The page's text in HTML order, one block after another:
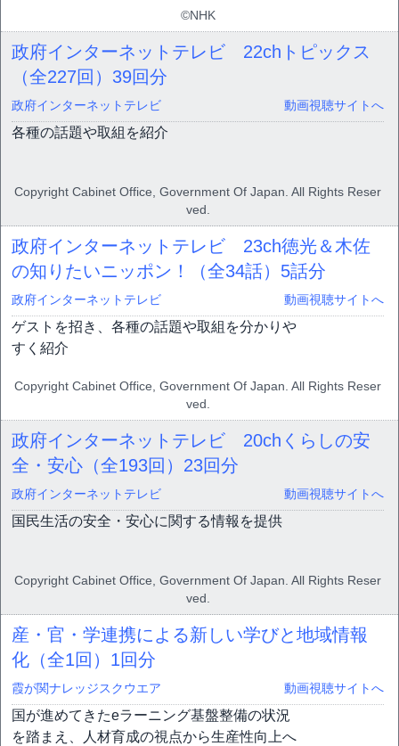
©NHK
政府インターネットテレビ 22chトピックス
（全227回） 39回分
政府インターネットテレビ 動画視聴サイトへ
各種の話題や取組を紹介
Copyright Cabinet Office, Government Of Japan. All Rights Reser
ved.
政府インターネットテレビ 23ch徳光＆木佐
の知りたいニッポン！（全34話） 5話分
政府インターネットテレビ 動画視聴サイトへ
ゲストを招き、各種の話題や取組を分かりや
すく紹介
Copyright Cabinet Office, Government Of Japan. All Rights Reser
ved.
政府インターネットテレビ 20chくらしの安
全・安心（全193回） 23回分
政府インターネットテレビ 動画視聴サイトへ
国民生活の安全・安心に関する情報を提供
Copyright Cabinet Office, Government Of Japan. All Rights Reser
ved.
産・官・学連携による新しい学びと地域情報
化（全1回） 1回分
霞が関ナレッジスクウエア 動画視聴サイトへ
国が進めてきたeラーニング基盤整備の状況
を踏まえ、人材育成の視点から生産性向上へ